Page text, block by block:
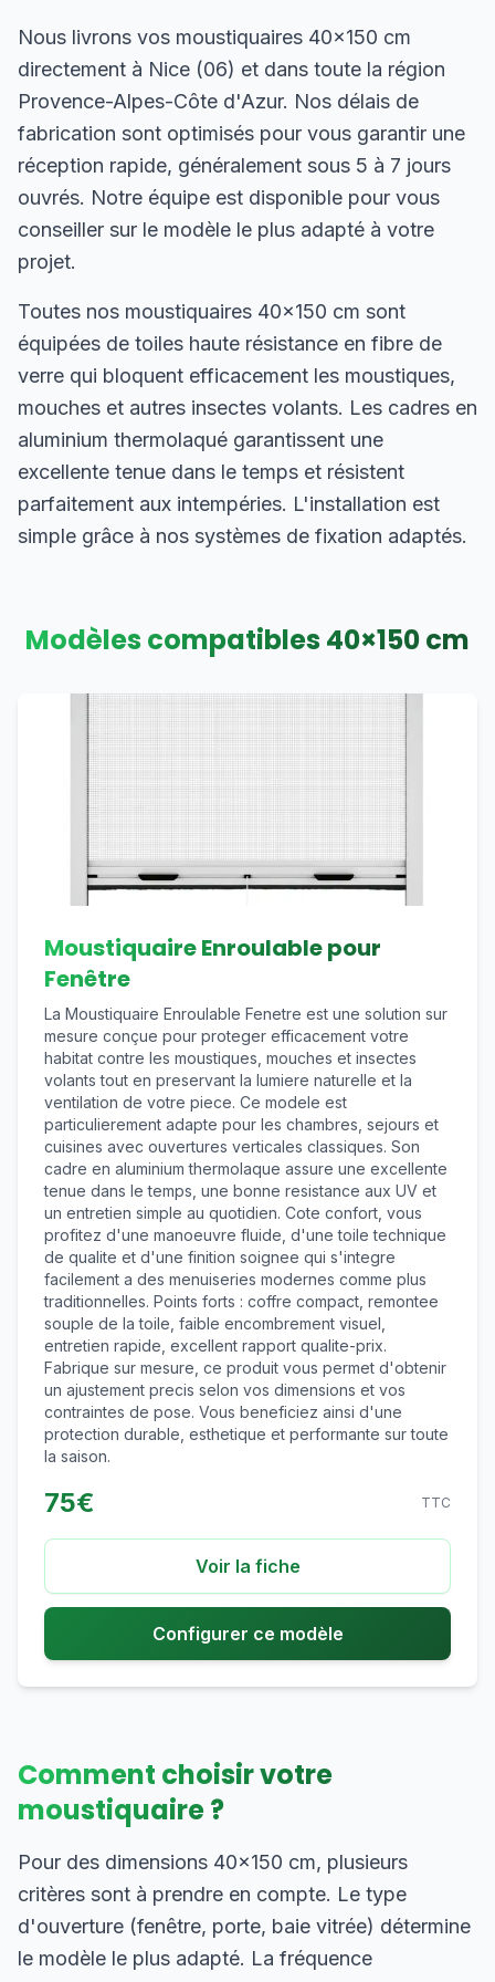
Nous livrons vos moustiquaires 40×150 cm
directement à Nice (06) et dans toute la région
Provence-Alpes-Côte d'Azur. Nos délais de
fabrication sont optimisés pour vous garantir une
réception rapide, généralement sous 5 à 7 jours
ouvrés. Notre équipe est disponible pour vous
conseiller sur le modèle le plus adapté à votre
projet.
Toutes nos moustiquaires 40×150 cm sont
équipées de toiles haute résistance en fibre de
verre qui bloquent efficacement les moustiques,
mouches et autres insectes volants. Les cadres en
aluminium thermolaqué garantissent une
excellente tenue dans le temps et résistent
parfaitement aux intempéries. L'installation est
simple grâce à nos systèmes de fixation adaptés.
Modèles compatibles40×150cm
Moustiquaire Enroulable pour
Fenêtre
La Moustiquaire Enroulable Fenetre est une solution sur
mesure conçue pour proteger efficacement votre
habitat contre les moustiques, mouches et insectes
volants tout en preservant la lumiere naturelle et la
ventilation de votre piece. Ce modele est
particulierement adapte pour les chambres, sejours et
cuisines avec ouvertures verticales classiques. Son
cadre en aluminium thermolaque assure une excellente
tenue dans le temps, une bonne resistance aux UV et
un entretien simple au quotidien. Cote confort, vous
profitez d'une manoeuvre fluide, d'une toile technique
de qualite et d'une finition soignee qui s'integre
facilement a des menuiseries modernes comme plus
traditionnelles. Points forts : coffre compact, remontee
souple de la toile, faible encombrement visuel,
entretien rapide, excellent rapport qualite-prix.
Fabrique sur mesure, ce produit vous permet d'obtenir
un ajustement precis selon vos dimensions et vos
contraintes de pose. Vous beneficiez ainsi d'une
protection durable, esthetique et performante sur toute
la saison.
75€ TTC
Voir la fiche
Configurer ce modèle
Comment choisir votre
moustiquaire ?
Pour des dimensions 40×150 cm, plusieurs
critères sont à prendre en compte. Le type
d'ouverture (fenêtre, porte, baie vitrée) détermine
le modèle le plus adapté. La fréquence